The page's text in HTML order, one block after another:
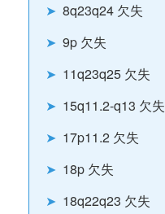
➤ 8q23q24 欠失
➤ 9p 欠失
➤ 11q23q25 欠失
➤ 15q11.2-q13 欠失
➤ 17p11.2 欠失
➤ 18p 欠失
➤ 18q22q23 欠失